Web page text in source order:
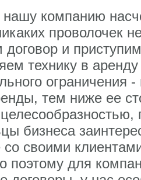
компанию
проволочек
и
технику в
ограничения
тем ниже ее
бизнеса
со своими
поэтому для